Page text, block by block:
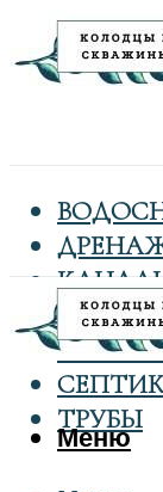
ТРУБЫ
Меню